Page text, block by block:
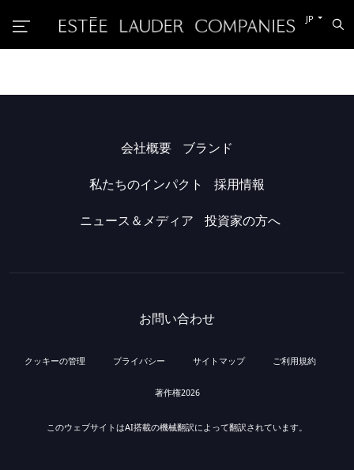
索
他
の
語
替
JP
会社概要 ブランド
私たちのインパクト 採用情報
ニュース＆メディア 投資家の方へ
お問い合わせ
クッキーの管理 プライバシー サイトマップ ご利用規約
著作権2026
このウェブサイトはAI搭載の機械翻訳によって翻訳されています。